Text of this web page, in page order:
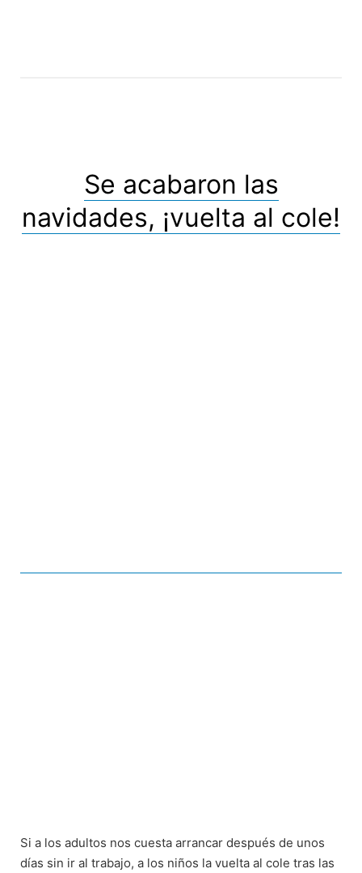
Se acabaron las
navidades, ¡vuelta al cole!
Si a los adultos nos cuesta arrancar después de unos
días sin ir al trabajo, a los niños la vuelta al cole tras las